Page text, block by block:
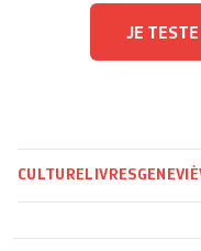
JE TESTE
CULTURE LIVRES